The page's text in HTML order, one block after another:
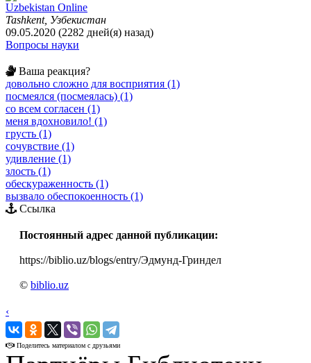
Uzbekistan Online
Tashkent, Узбекистан
09.05.2020 (2282 дней(я) назад)
Вопросы науки
Ваша реакция?
довольно сложно для восприятия (1)
посмеялся (посмеялась) (1)
со всем согласен (1)
меня вдохновило! (1)
грусть (1)
сочувствие (1)
удивление (1)
злость (1)
обескураженность (1)
вызвало обеспокоенность (1)
Ссылка
Постоянный адрес данной публикации:
https://biblio.uz/blogs/entry/Эдмунд-Гриндел
© biblio.uz
‹
›
Поделитесь материалом с друзьями